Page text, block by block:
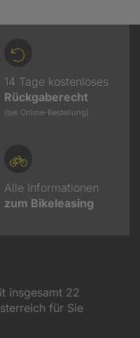
14 Tage kostenloses
Rückgaberecht
(bei Online-Bestellung)
Alle Informationen
zum Bikeleasing
insgesamt 22
für Sie